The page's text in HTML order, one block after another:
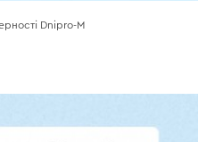
Dnipro-M